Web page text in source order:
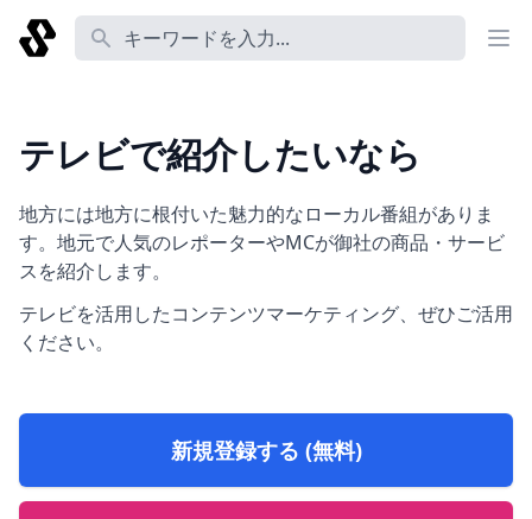
番組名 あるいは コーナー名 あるいは 説明 あるい
テレビで紹介したいなら
地方には地方に根付いた魅力的なローカル番組がありま
す。地元で人気のレポーターやMCが御社の商品・サービ
スを紹介します。
テレビを活用したコンテンツマーケティング、ぜひご活用
ください。
新規登録する (無料)